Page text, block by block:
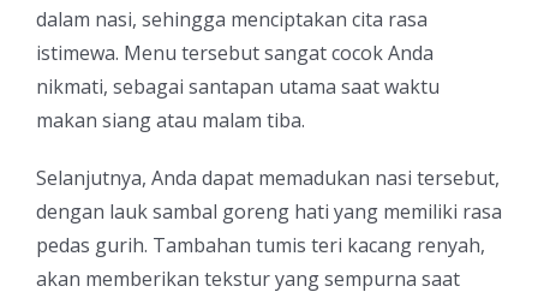
dalam nasi, sehingga menciptakan cita rasa
istimewa. Menu tersebut sangat cocok Anda
nikmati, sebagai santapan utama saat waktu
makan siang atau malam tiba.
Selanjutnya, Anda dapat memadukan nasi tersebut,
dengan lauk sambal goreng hati yang memiliki rasa
pedas gurih. Tambahan tumis teri kacang renyah,
akan memberikan tekstur yang sempurna saat